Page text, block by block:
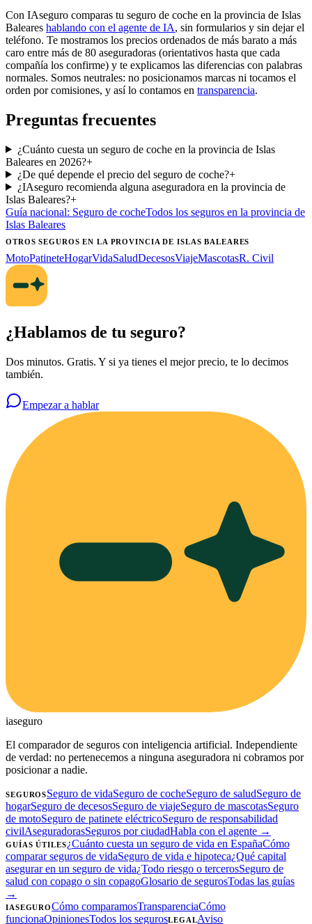
Con IAseguro comparas tu seguro de coche en la provincia de Islas
Baleares hablando con el agente de IA, sin formularios y sin dejar el
teléfono. Te mostramos los precios ordenados de más barato a más
caro entre más de 80 aseguradoras (orientativos hasta que cada
compañía los confirme) y te explicamos las diferencias con palabras
normales. Somos neutrales: no posicionamos marcas ni tocamos el
orden por comisiones, y así lo contamos en transparencia.
Preguntas frecuentes
¿Cuánto cuesta un seguro de coche en la provincia de Islas
Baleares en 2026?+
¿De qué depende el precio del seguro de coche?+
¿IAseguro recomienda alguna aseguradora en la provincia de
Islas Baleares?+
Guía nacional: Seguro de cocheTodos los seguros en la provincia de
Islas Baleares
OTROS SEGUROSEN LA PROVINCIA DE ISLAS BALEARES
MotoPatineteHogarVidaSaludDecesosViajeMascotasR. Civil
¿Hablamos de tu seguro?
Dos minutos. Gratis. Y si ya tienes el mejor precio, te lo decimos
también.
Empezar a hablar
iaseguro
El comparador de seguros con inteligencia artificial. Independiente
de verdad: no pertenecemos a ninguna aseguradora ni cobramos por
posicionar a nadie.
SEGUROSSeguro de vidaSeguro de cocheSeguro de saludSeguro de
hogarSeguro de decesosSeguro de viajeSeguro de mascotasSeguro
de motoSeguro de patinete eléctricoSeguro de responsabilidad
civilAseguradorasSeguros por ciudadHabla con el agente →
GUÍAS ÚTILES¿Cuánto cuesta un seguro de vida en EspañaCómo
comparar seguros de vidaSeguro de vida e hipoteca¿Qué capital
asegurar en un seguro de vida¿Todo riesgo o tercerosSeguro de
salud con copago o sin copagoGlosario de segurosTodas las guías
→
IASEGUROCómo comparamosTransparenciaCómo
funcionaOpinionesTodos los segurosLEGALAviso